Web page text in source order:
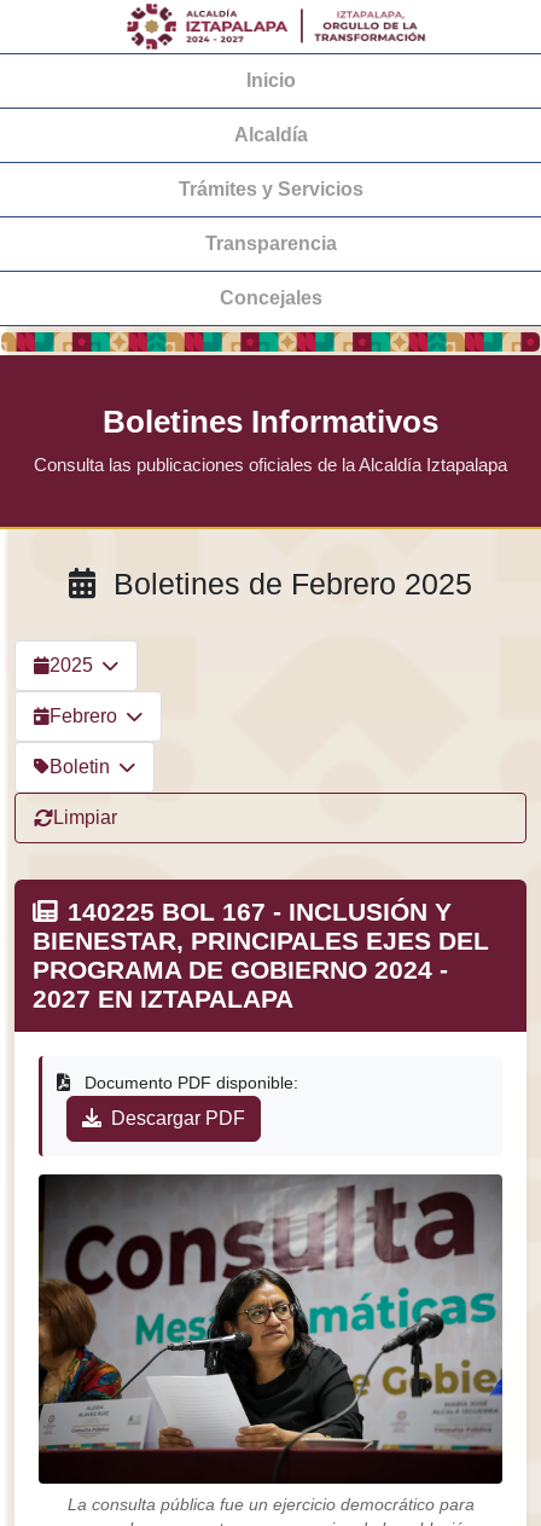
Inicio
Alcaldía
Trámites y Servicios
Transparencia
Concejales
Boletines Informativos
Consulta las publicaciones oficiales de la Alcaldía Iztapalapa
Boletines de Febrero 2025
2025
Febrero
Boletin
Limpiar
140225 BOL 167 - INCLUSIÓN Y
BIENESTAR, PRINCIPALES EJES DEL
PROGRAMA DE GOBIERNO 2024 -
2027 EN IZTAPALAPA
Documento PDF disponible:
Descargar PDF
La consulta pública fue un ejercicio democrático para